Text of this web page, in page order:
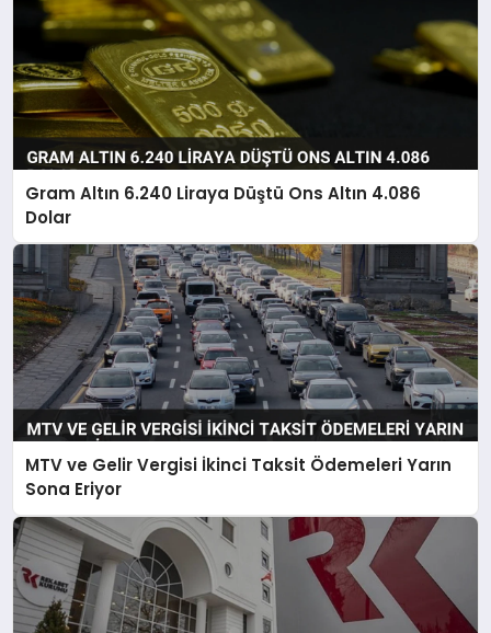
Gram Altın 6.240 Liraya Düştü Ons Altın 4.086
Dolar
MTV ve Gelir Vergisi İkinci Taksit Ödemeleri Yarın
Sona Eriyor